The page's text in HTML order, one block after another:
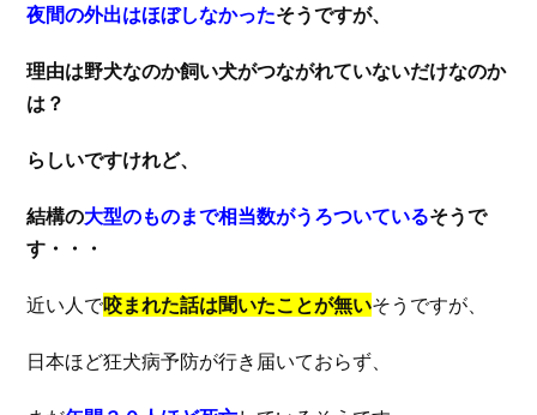
夜間の外出はほぼしなかったそうですが、
理由は野犬なのか飼い犬がつながれていないだけなのか
は？
らしいですけれど、
結構の大型のものまで相当数がうろついているそうで
す・・・
近い人で咬まれた話は聞いたことが無いそうですが、
日本ほど狂犬病予防が行き届いておらず、